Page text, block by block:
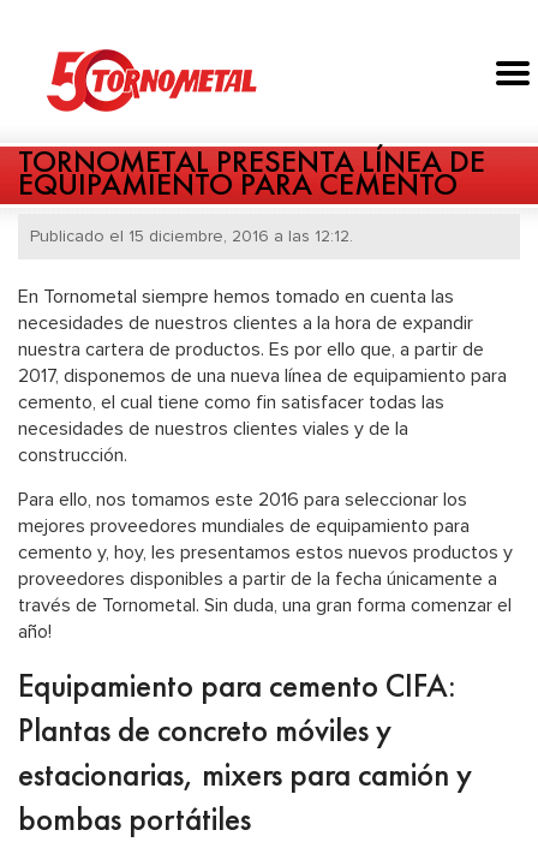
TORNOMETAL PRESENTA LÍNEA DE
EQUIPAMIENTO PARA CEMENTO
Publicado el 15 diciembre, 2016 a las 12:12.
En Tornometal siempre hemos tomado en cuenta las
necesidades de nuestros clientes a la hora de expandir
nuestra cartera de productos. Es por ello que, a partir de
2017, disponemos de una nueva línea de equipamiento para
cemento, el cual tiene como fin satisfacer todas las
necesidades de nuestros clientes viales y de la
construcción.
Para ello, nos tomamos este 2016 para seleccionar los
mejores proveedores mundiales de equipamiento para
cemento y, hoy, les presentamos estos nuevos productos y
proveedores disponibles a partir de la fecha únicamente a
través de Tornometal. Sin duda, una gran forma comenzar el
año!
Equipamiento para cemento CIFA:
Plantas de concreto móviles y
estacionarias, mixers para camión y
bombas portátiles